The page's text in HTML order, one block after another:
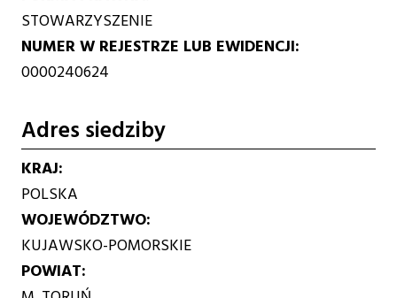
STOWARZYSZENIE
NUMER W REJESTRZE LUB EWIDENCJI
0000240624
Adres siedziby
KRAJ
POLSKA
WOJEWÓDZTWO
KUJAWSKO-POMORSKIE
POWIAT